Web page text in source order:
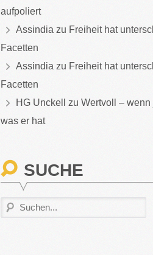
aufpoliert
Assindia zu Freiheit hat
Facetten
Assindia zu Freiheit hat
Facetten
HG Unckell
zu Wertvoll – wenn
was er hat
SUCHE